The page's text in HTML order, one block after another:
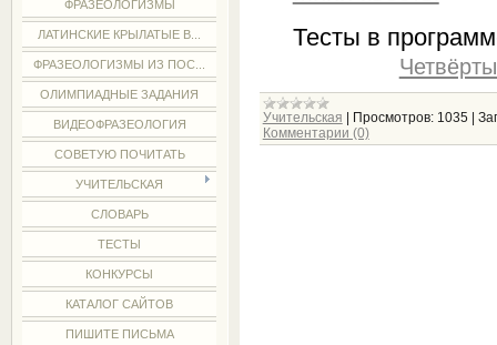
ФРАЗЕОЛОГИЗМЫ
ЛАТИНСКИЕ КРЫЛАТЫЕ В...
ФРАЗЕОЛОГИЗМЫ ИЗ ПОС...
ОЛИМПИАДНЫЕ ЗАДАНИЯ
ВИДЕОФРАЗЕОЛОГИЯ
СОВЕТУЮ ПОЧИТАТЬ
УЧИТЕЛЬСКАЯ
СЛОВАРЬ
ТЕСТЫ
КОНКУРСЫ
КАТАЛОГ САЙТОВ
ПИШИТЕ ПИСЬМА
Тесты в
Учительская | Просмотров: 1035|
Комментарии (0)